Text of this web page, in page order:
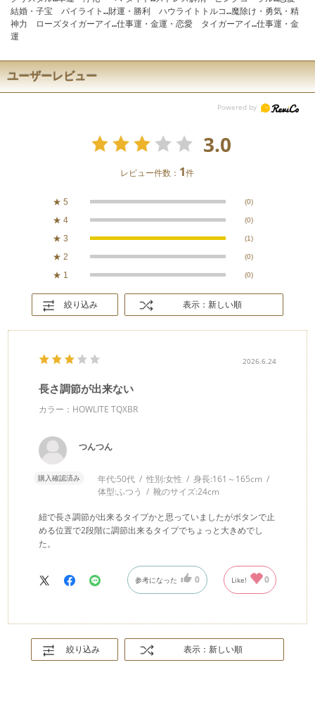
結婚・子宝 パイライト…財運・勝利 ハウライトトルコ…魔除け・勇気・精
神力 ローズタイガーアイ…仕事運・金運・恋愛 タイガーアイ…仕事運・金
運
ユーザーレビュー
3.0
レビュー件数： 1件
★ 5 (0)
★ 4 (0)
★ 3 (1)
★ 2 (0)
★ 1 (0)
絞り込み 表示：新しい順
2026.6.24
長さ調節が出来ない
カラー：HOWLITE TQXBR
つんつん
購入確認済み 年代:50代 性別:女性 身長:161～165cm
体型:ふつう 靴のサイズ:24cm
紐で長さ調節が出来るタイプかと思っていましたがボタンで止
める位置で2段階に調節出来るタイプでちょっと大きめでし
た。
参考になった 0 Like! 0
絞り込み 表示：新しい順